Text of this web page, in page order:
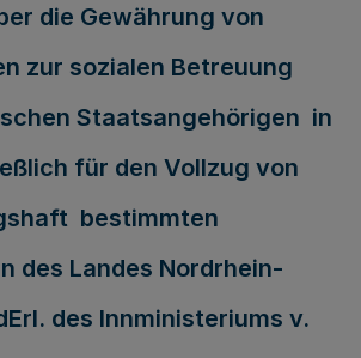
die Gewährung von
zur sozialen Betreuung
Staatsangehörigen in
für den Vollzug von
bestimmten
des Landes Nordrhein-
des Innministeriums v.